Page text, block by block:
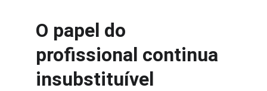
O papel do
profissional continua
insubstituível